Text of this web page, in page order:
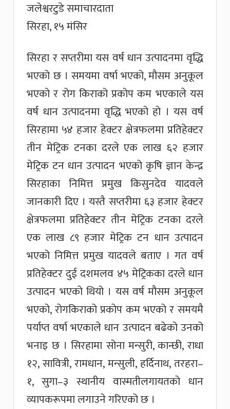
जलेश्वरटुडे समाचारदाता
सिरहा, १५ मंसिर
सिरहा र सप्तरीमा यस वर्ष धान उत्पादनमा वृद्धि
भएको छ । समयमा वर्षा भएको, मौसम अनुकूल
भएको र रोग किराको प्रकोप कम भएकाले यस
वर्ष धान उत्पादनमा वृद्धि भएको हो । यस वर्ष
सिरहामा ५४ हजार हेक्टर क्षेत्रफलमा प्रतिहेक्टर
तीन मेट्रिक टनका दरले एक लाख ६२ हजार
मेट्रिक टन धान उत्पादन भएको कृषि ज्ञान केन्द्र
सिरहाका निमित्त प्रमुख किसुनदेव यादवले
जानकारी दिए । यस्तै सप्तरीमा ६३ हजार हेक्टर
क्षेत्रफलमा प्रतिहेक्टर तीन मेट्रिक टनका दरले
एक लाख ८९ हजार मेट्रिक टन धान उत्पादन
भएको निमित्त प्रमुख यादवले बताए । गत वर्ष
प्रतिहेक्टर दुई दशमलव ४५ मेट्रिकका दरले धान
उत्पादन भएको थियो । यस वर्ष मौसम अनुकूल
भएको, रोगकिराको प्रकोप कम भएको र समयमै
पर्याप्त वर्षा भएकाले धान उत्पादन बढेको उनको
भनाइ छ । सिरहामा सोना मन्सुरी, कान्छी, राधा
१२, सावित्री, रामधान, मन्सुली, हर्दिनाथ, तरहरा–
१, सुगा–३ स्थानीय वास्मतीलगायतको धान
व्यापकरूपमा लगाउने गरिएको छ ।